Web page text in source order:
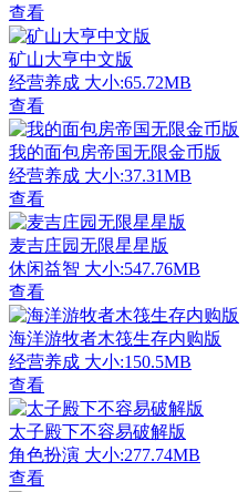
查看
矿山大亨中文版
经营养成 大小:65.72MB
查看
我的面包房帝国无限金币版
经营养成 大小:37.31MB
查看
麦吉庄园无限星星版
休闲益智 大小:547.76MB
查看
海洋游牧者木筏生存内购版
经营养成 大小:150.5MB
查看
太子殿下不容易破解版
角色扮演 大小:277.74MB
查看